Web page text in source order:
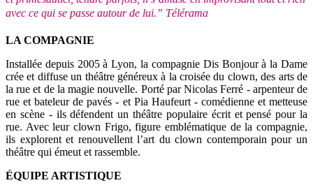
avec ce qui se passe autour de lui.” Télérama
LA COMPAGNIE
Installée depuis 2005 à Lyon, la compagnie Dis Bonjour à la Dame
crée et diffuse un théâtre généreux à la croisée du clown, des arts de
la rue et de la magie nouvelle. Porté par Nicolas Ferré - arpenteur de
rue et bateleur de pavés - et Pia Haufeurt - comédienne et metteuse
en scène - ils défendent un théâtre populaire écrit et pensé pour la
rue. Avec leur clown Frigo, figure emblématique de la compagnie,
ils explorent et renouvellent l’art du clown contemporain pour un
théâtre qui émeut et rassemble.
ÉQUIPE ARTISTIQUE